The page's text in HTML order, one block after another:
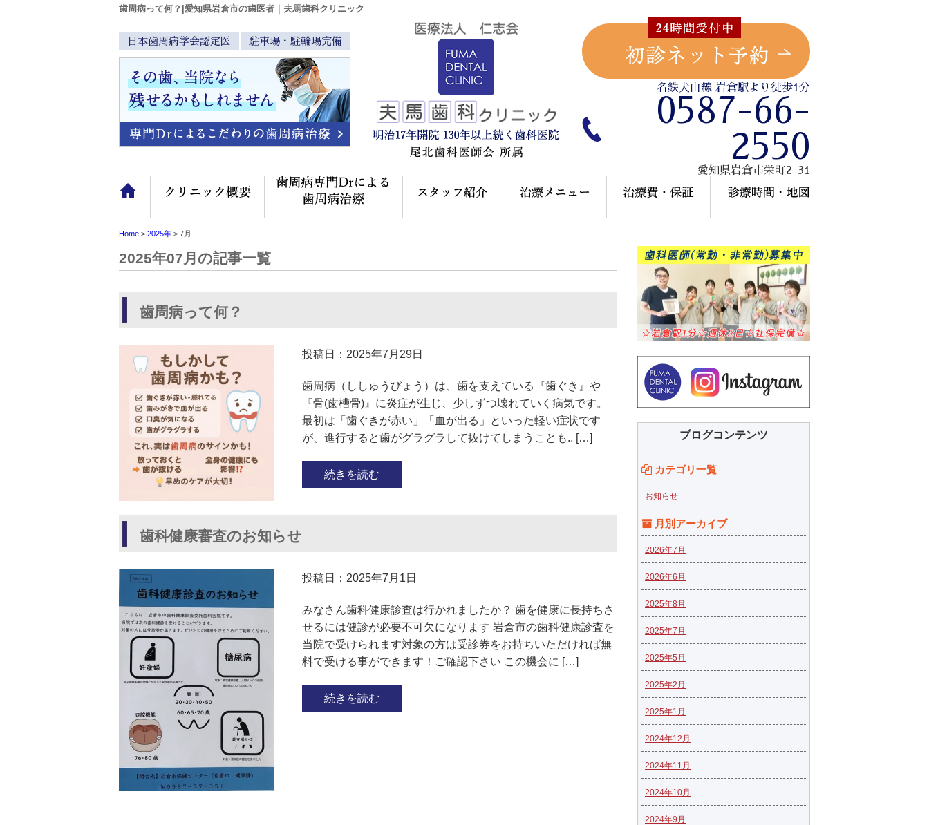
歯周病って何？|愛知県岩倉市の歯医者｜夫馬歯科クリニック
日本歯周病学会認定医 駐車場・駐輪場完備
名鉄犬山線 岩倉駅より徒歩1分
0587-66-
2550
愛知県岩倉市栄町2-31
クリニック概要(初めての方へ)
Home > 2025年 > 7月
2025年07月の記事一覧
歯周病って何？
投稿日：2025年7月29日
歯周病（ししゅうびょう）は、歯を支えている『歯ぐき』や
『骨(歯槽骨)』に炎症が生じ、少しずつ壊れていく病気です。
最初は「歯ぐきが赤い」「血が出る」といった軽い症状です
が、進行すると歯がグラグラして抜けてしまうことも.. […]
続きを読む
歯科健康審査のお知らせ
投稿日：2025年7月1日
みなさん歯科健康診査は行かれましたか？ 歯を健康に長持ちさ
せるには健診が必要不可欠になります 岩倉市の歯科健康診査を
当院で受けられます対象の方は受診券をお持ちいただければ無
料で受ける事ができます！ご確認下さい この機会に […]
続きを読む
ブログコンテンツ
カテゴリ一覧
お知らせ
月別アーカイブ
2026年7月
2026年6月
2025年8月
2025年7月
2025年5月
2025年2月
2025年1月
2024年12月
2024年11月
2024年10月
2024年9月